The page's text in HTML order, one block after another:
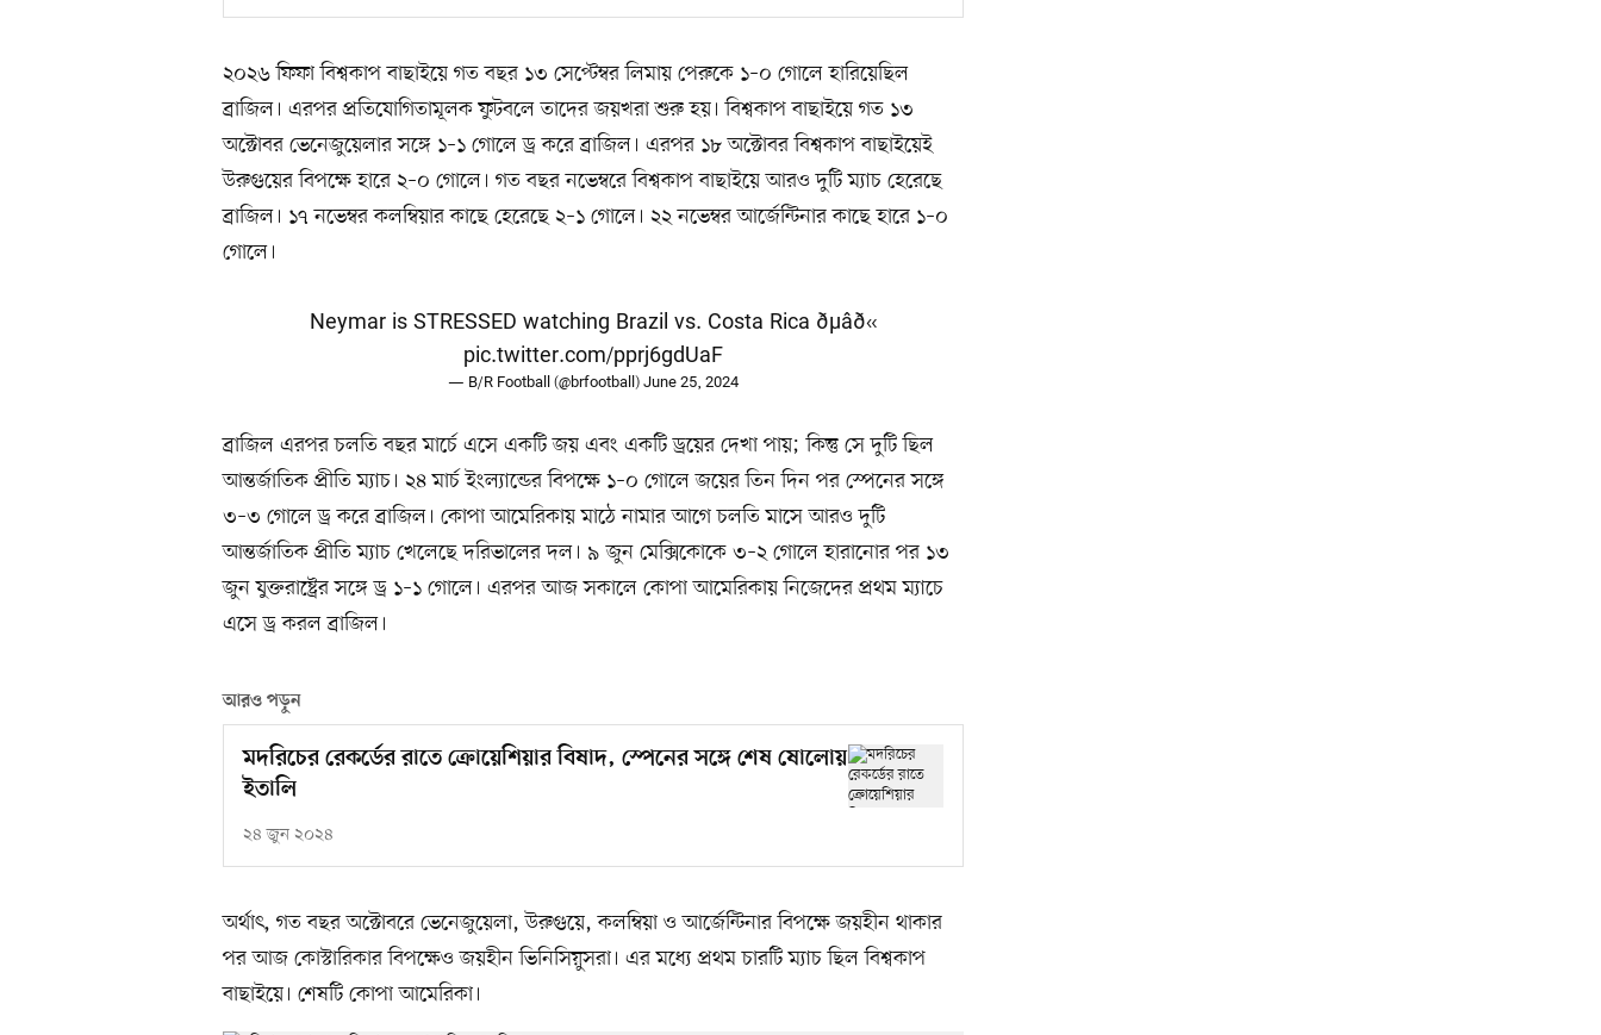
২০২৬ ফিফা বিশ্বকাপ বাছাইয়ে গত বছর ১৩ সেপ্টেম্বর লিমায় পেরুকে ১–০ গোলে হারিয়েছিল
ব্রাজিল। এরপর প্রতিযোগিতামূলক ফুটবলে তাদের জয়খরা শুরু হয়। বিশ্বকাপ বাছাইয়ে গত ১৩
অক্টোবর ভেনেজুয়েলার সঙ্গে ১–১ গোলে ড্র করে ব্রাজিল। এরপর ১৮ অক্টোবর বিশ্বকাপ বাছাইয়েই
উরুগুয়ের বিপক্ষে হারে ২–০ গোলে। গত বছর নভেম্বরে বিশ্বকাপ বাছাইয়ে আরও দুটি ম্যাচ হেরেছে
ব্রাজিল। ১৭ নভেম্বর কলম্বিয়ার কাছে হেরেছে ২–১ গোলে। ২২ নভেম্বর আর্জেন্টিনার কাছে হারে ১–০
গোলে।
Neymar is STRESSED watching Brazil vs. Costa Rica ðµâð«
pic.twitter.com/pprj6gdUaF
— B/R Football (@brfootball)June 25, 2024
ব্রাজিল এরপর চলতি বছর মার্চে এসে একটি জয় এবং একটি ড্রয়ের দেখা পায়; কিন্তু সে দুটি ছিল
আন্তর্জাতিক প্রীতি ম্যাচ। ২৪ মার্চ ইংল্যান্ডের বিপক্ষে ১–০ গোলে জয়ের তিন দিন পর স্পেনের সঙ্গে
৩–৩ গোলে ড্র করে ব্রাজিল। কোপা আমেরিকায় মাঠে নামার আগে চলতি মাসে আরও দুটি
আন্তর্জাতিক প্রীতি ম্যাচ খেলেছে দরিভালের দল। ৯ জুন মেক্সিকোকে ৩–২ গোলে হারানোর পর ১৩
জুন যুক্তরাষ্ট্রের সঙ্গে ড্র ১–১ গোলে। এরপর আজ সকালে কোপা আমেরিকায় নিজেদের প্রথম ম্যাচে
এসে ড্র করল ব্রাজিল।
আরও পড়ুন
মদরিচের রেকর্ডের রাতে ক্রোয়েশিয়ার বিষাদ, স্পেনের সঙ্গে শেষ ষোলোয়
ইতালি
২৪ জুন ২০২৪
অর্থাৎ, গত বছর অক্টোবরে ভেনেজুয়েলা, উরুগুয়ে, কলম্বিয়া ও আর্জেন্টিনার বিপক্ষে জয়হীন থাকার
পর আজ কোস্টারিকার বিপক্ষেও জয়হীন ভিনিসিয়ুসরা। এর মধ্যে প্রথম চারটি ম্যাচ ছিল বিশ্বকাপ
বাছাইয়ে। শেষটি কোপা আমেরিকা।